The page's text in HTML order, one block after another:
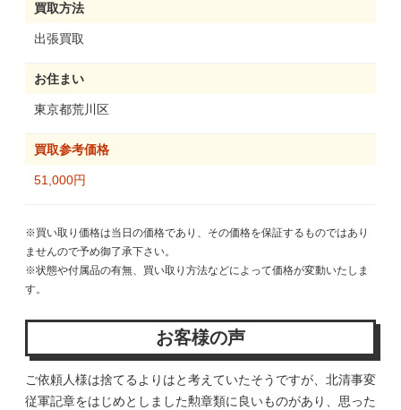
買取方法
出張買取
お住まい
東京都荒川区
買取参考価格
51,000円
※買い取り価格は当日の価格であり、その価格を保証するものではあり
ませんので予め御了承下さい。
※状態や付属品の有無、買い取り方法などによって価格が変動いたしま
す。
お客様の声
ご依頼人様は捨てるよりはと考えていたそうですが、北清事変
従軍記章をはじめとしました勲章類に良いものがあり、思った